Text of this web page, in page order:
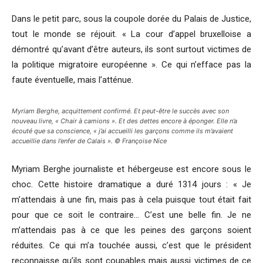
Dans le petit parc, sous la coupole dorée du Palais de Justice,
tout le monde se réjouit. « La cour d’appel bruxelloise a
démontré qu’avant d’être auteurs, ils sont surtout victimes de
la politique migratoire européenne ». Ce qui n’efface pas la
faute éventuelle, mais l’atténue.
Myriam Berghe, acquittement confirmé. Et peut-être le succès avec son
nouveau livre, « Chair à camions ». Et des dettes encore à éponger. Elle n’a
écouté que sa conscience, « j’ai accueilli les garçons comme ils m’avaient
accueillie dans l’enfer de Calais ». © Françoise Nice
Myriam Berghe journaliste et hébergeuse est encore sous le
choc. Cette histoire dramatique a duré 1314 jours : « Je
m’attendais à une fin, mais pas à cela puisque tout était fait
pour que ce soit le contraire… C’est une belle fin. Je ne
m’attendais pas à ce que les peines des garçons soient
réduites. Ce qui m’a touchée aussi, c’est que le président
reconnaisse qu’ils sont coupables mais aussi victimes de ce